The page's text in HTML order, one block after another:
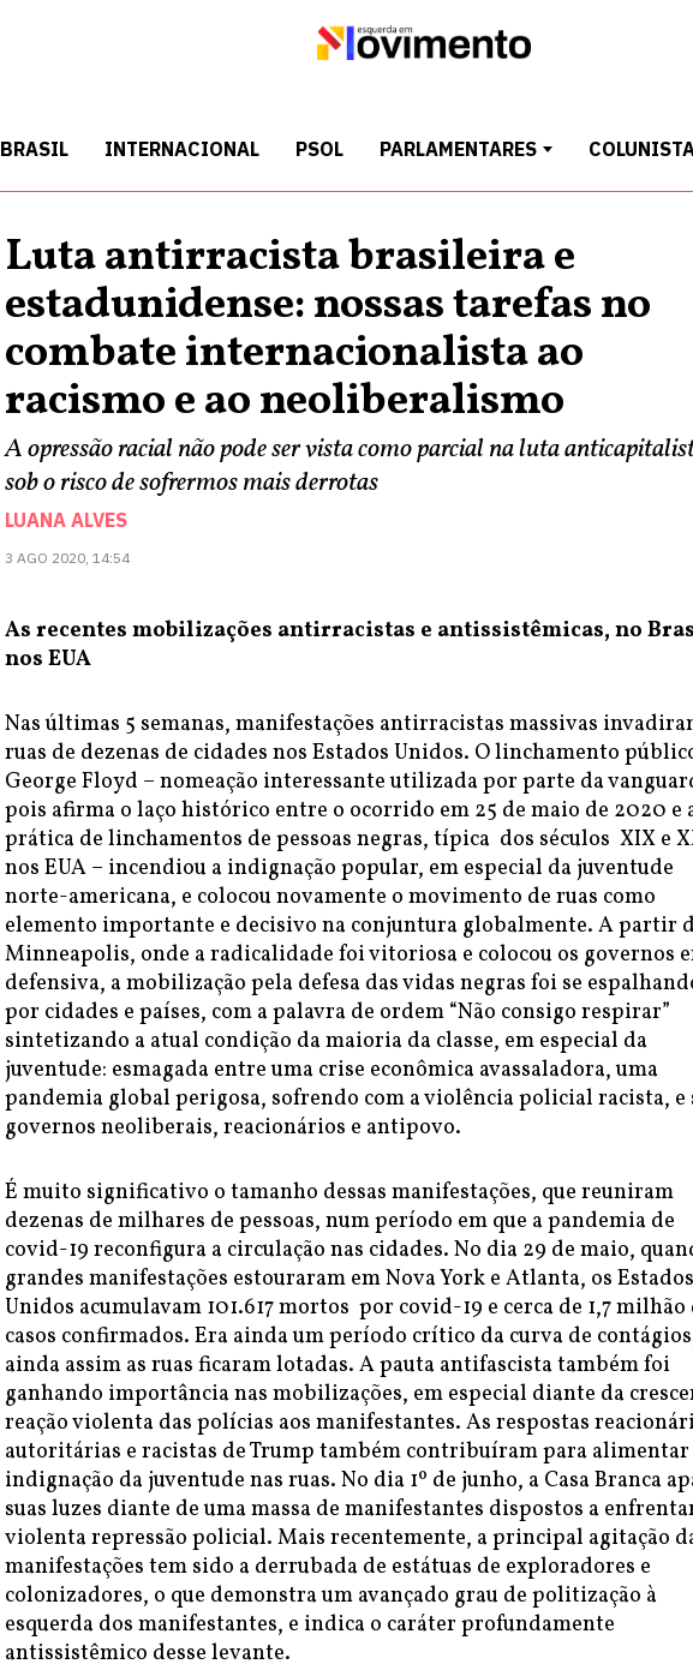
BRASIL INTERNACIONAL PSOL PARLAMENTARES
Luta antirracista brasileira e
estadunidense: nossas tarefas no
combate internacionalista ao
racismo e ao neoliberalismo
A opressão racial não pode ser vista como parcial na luta
sob o risco de sofrermos mais derrotas
LUANA ALVES
3 AGO 2020, 14:54
As recentes mobilizações antirracistas e antissistêmicas, no
nos EUA
Nas últimas 5 semanas, manifestações antirracistas massivas
ruas de dezenas de cidades nos Estados Unidos. O linchamento
George Floyd – nomeação interessante utilizada por parte da
pois afirma o laço histórico entre o ocorrido em 25 de maio de 2020 e
prática de linchamentos de pessoas negras, típica dos séculos XIX e
nos EUA – incendiou a indignação popular, em especial da juventude
norte-americana, e colocou novamente o movimento de ruas como
elemento importante e decisivo na conjuntura globalmente. A partir
Minneapolis, onde a radicalidade foi vitoriosa e colocou os governos
defensiva, a mobilização pela defesa das vidas negras foi se
por cidades e países, com a palavra de ordem “Não consigo respirar”
sintetizando a atual condição da maioria da classe, em especial da
juventude: esmagada entre uma crise econômica avassaladora, uma
pandemia global perigosa, sofrendo com a violência policial racista, e
governos neoliberais, reacionários e antipovo.
É muito significativo o tamanho dessas manifestações, que reuniram
dezenas de milhares de pessoas, num período em que a pandemia de
covid-19 reconfigura a circulação nas cidades. No dia 29 de maio,
grandes manifestações estouraram em Nova York e Atlanta, os Estados
Unidos acumulavam 101.617 mortos por covid-19 e cerca de 1,7 milhão
casos confirmados. Era ainda um período crítico da curva de
ainda assim as ruas ficaram lotadas. A pauta antifascista também foi
ganhando importância nas mobilizações, em especial diante da
reação violenta das polícias aos manifestantes. As respostas
autoritárias e racistas de Trump também contribuíram para alimentar
indignação da juventude nas ruas. No dia 1º de junho, a Casa Branca
suas luzes diante de uma massa de manifestantes dispostos a
violenta repressão policial. Mais recentemente, a principal agitação
manifestações tem sido a derrubada de estátuas de exploradores e
colonizadores, o que demonstra um avançado grau de politização à
esquerda dos manifestantes, e indica o caráter profundamente
antissistêmico desse levante.